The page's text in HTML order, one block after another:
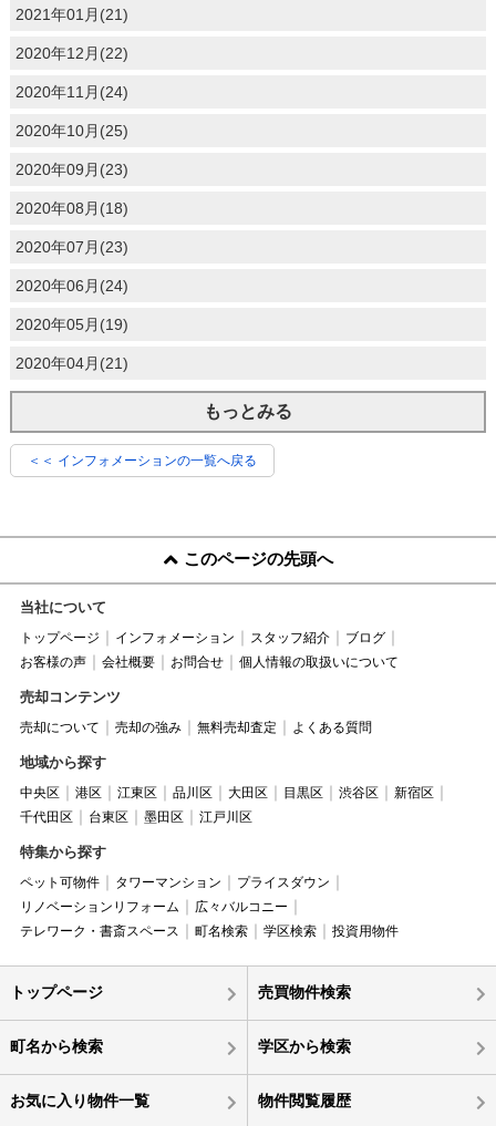
2021年01月(21)
2020年12月(22)
2020年11月(24)
2020年10月(25)
2020年09月(23)
2020年08月(18)
2020年07月(23)
2020年06月(24)
2020年05月(19)
2020年04月(21)
もっとみる
＜＜ インフォメーションの一覧へ戻る
このページの先頭へ
当社について
トップページ インフォメーション スタッフ紹介
ブログ
お客様の声
会社概要 お問合せ 個人情報の取扱いについて
売却コンテンツ
売却について 売却の強み 無料売却査定 よくある質問
地域から探す
中央区 港区 江東区 品川区 大田区 目黒区 渋谷区
新宿区
千代田区
台東区 墨田区 江戸川区
特集から探す
ペット可物件 タワーマンション
プライスダウン
リノベーションリフォーム
広々バルコニー
テレワーク・書斎スペース
町名検索 学区検索 投資用物件
トップページ 売買物件検索
町名から検索 学区から検索
お気に入り物件一覧 物件閲覧履歴